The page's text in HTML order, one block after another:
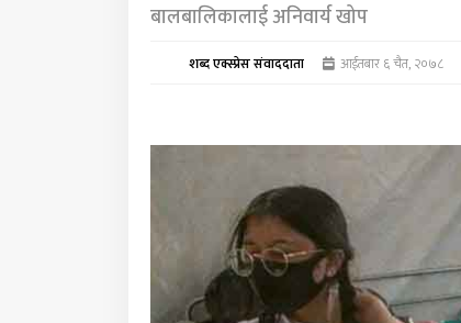
बालबालिकालाई अनिवार्य खोप
शब्द एक्स्प्रेस संवाददाता आईतबार ६ चैत, २०७८